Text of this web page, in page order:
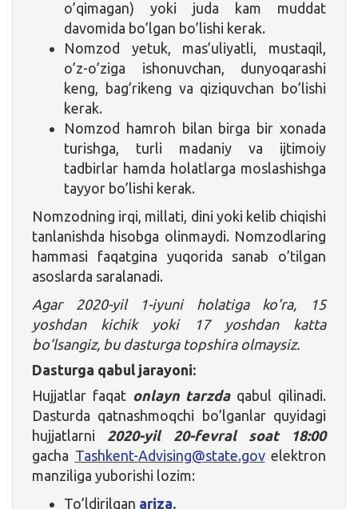
o’qimagan) yoki juda kam muddat
davomida bo’lgan bo’lishi kerak.
Nomzod yetuk, mas’uliyatli, mustaqil,
o’z-o’ziga ishonuvchan, dunyoqarashi
keng, bag’rikeng va qiziquvchan bo’lishi
kerak.
Nomzod hamroh bilan birga bir xonada
turishga, turli madaniy va ijtimoiy
tadbirlar hamda holatlarga moslashishga
tayyor bo’lishi kerak.
Nomzodning irqi, millati, dini yoki kelib chiqishi
tanlanishda hisobga olinmaydi. Nomzodlaring
hammasi faqatgina yuqorida sanab o’tilgan
asoslarda saralanadi.
Agar 2020-yil 1-iyuni holatiga ko’ra, 15
yoshdan kichik yoki 17 yoshdan katta
bo’lsangiz, bu dasturga topshira olmaysiz.
Dasturga qabul jarayoni:
Hujjatlar faqat onlayn tarzdaqabul qilinadi.
Dasturda qatnashmoqchi bo’lganlar quyidagi
hujjatlarni 2020-yil 20-fevral soat 18:00
gacha Tashkent-Advising@state.govelektron
manziliga yuborishi lozim:
To’ldirilgan ariza.